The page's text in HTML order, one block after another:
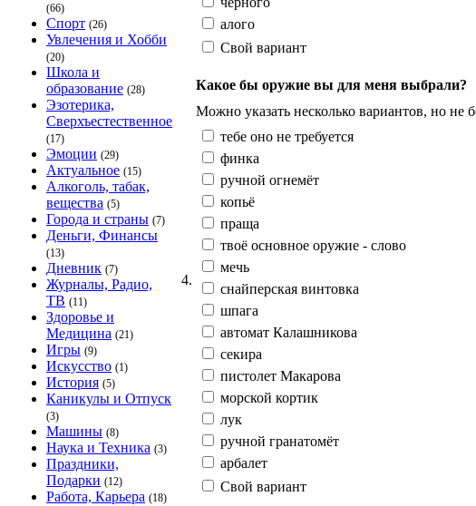
(66)
Спорт (26)
Увлечения и Хобби
(20)
Школа и
образование (28)
Эзотерика,
Сверхъестественное
(17)
Эмоции (29)
Актуальное (15)
Алкоголь, табак,
вещества (5)
Города и страны (7)
Деньги, Финансы
(13)
Дневник (7)
Журналы, Радио,
ТВ (11)
Здоровье и
Медицина (21)
Игры (9)
Искусство (1)
История (5)
Каникулы и Отпуск
(3)
Машины (8)
Наука и Техника (3)
Праздники,
Подарки (12)
Работа, Карьера (18)
алого
Свой вариант
4.
Какое бы оружие вы для меня выбрали?
Можно указать несколько вариантов, но не
тебе оно не требуется
финка
ручной огнемёт
копьё
праща
твоё основное оружие - слово
мечь
снайперская винтовка
шпага
автомат Калашникова
секира
пистолет Макарова
морской кортик
лук
ручной гранатомёт
арбалет
Свой вариант